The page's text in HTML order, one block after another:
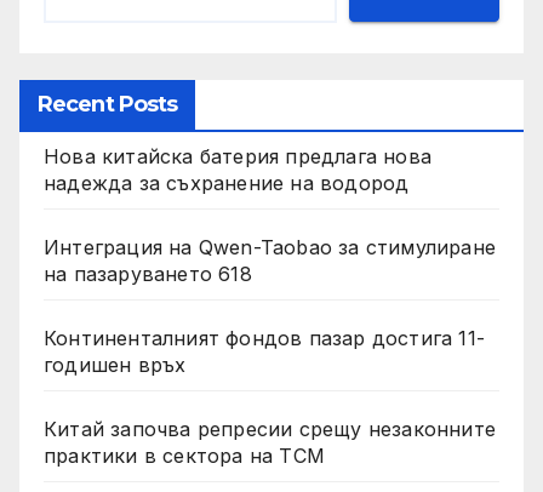
Recent Posts
Нова китайска батерия предлага нова
надежда за съхранение на водород
Интеграция на Qwen-Taobao за стимулиране
на пазаруването 618
Континенталният фондов пазар достига 11-
годишен връх
Китай започва репресии срещу незаконните
практики в сектора на TCM